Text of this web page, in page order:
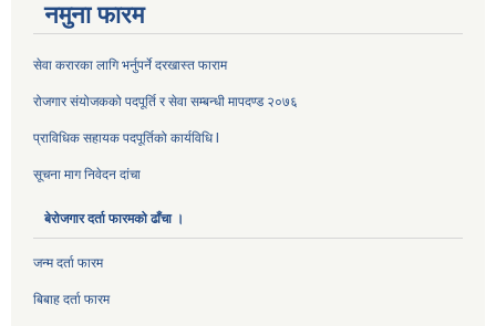
नमुना फारम
सेवा करारका लागि भर्नुपर्ने दरखास्त फाराम
रोजगार संयोजकको पदपूर्ति र सेवा सम्बन्धी मापदण्ड २०७६
प्राविधिक सहायक पदपूर्तिको कार्यविधि l
सूचना माग निवेदन दांचा
बेरोजगार दर्ता फारमको ढाँचा ।
जन्म दर्ता फारम
बिबाह दर्ता फारम